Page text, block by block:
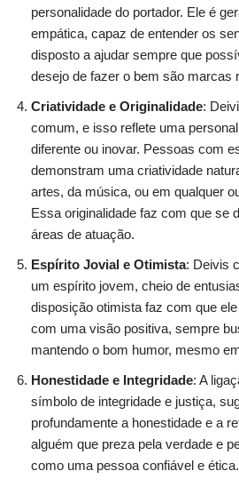
personalidade do portador. Ele é
empática, capaz de entender os
disposto a ajudar sempre que
desejo de fazer o bem são marcas
Criatividade e Originalidade:
comum, e isso reflete uma
diferente ou inovar. Pessoas com
demonstram uma criatividade
artes, da música, ou em qualquer
Essa originalidade faz com que se
áreas de atuação.
Espírito Jovial e Otimista: Deivis
um espírito jovem, cheio de
disposição otimista faz com que
com uma visão positiva, sempre
mantendo o bom humor, mesmo
Honestidade e Integridade: A
símbolo de integridade e justiça,
profundamente a honestidade e a
alguém que preza pela verdade e
como uma pessoa confiável e ética.